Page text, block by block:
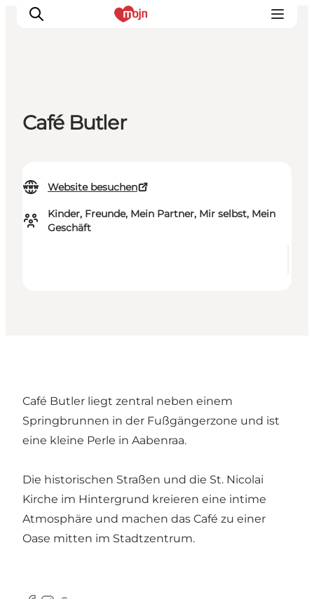
Erlebnisse
Übernachtung
Plane deine Reise
Booking
Café Butler
Website besuchen
Kinder, Freunde, Mein Partner, Mir selbst, Mein
Geschäft
Café Butler liegt zentral neben einem
Springbrunnen in der Fußgängerzone und ist
eine kleine Perle in Aabenraa.
Die historischen Straßen und die St. Nicolai
Kirche im Hintergrund kreieren eine intime
Atmosphäre und machen das Café zu einer
Oase mitten im Stadtzentrum.